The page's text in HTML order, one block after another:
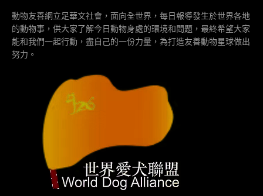
動物友善網立足華文社會，面向全世界，每日報導發生於世界各地
的動物事，供大家了解今日動物身處的環境和問題，最終希望大家
能和我們一起行動，盡自己的一份力量，為打造友善動物星球做出
努力。